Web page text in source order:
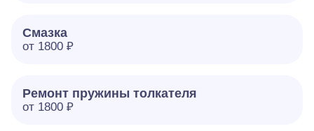
Смазка
от 1800 ₽
Ремонт пружины толкателя
от 1800 ₽